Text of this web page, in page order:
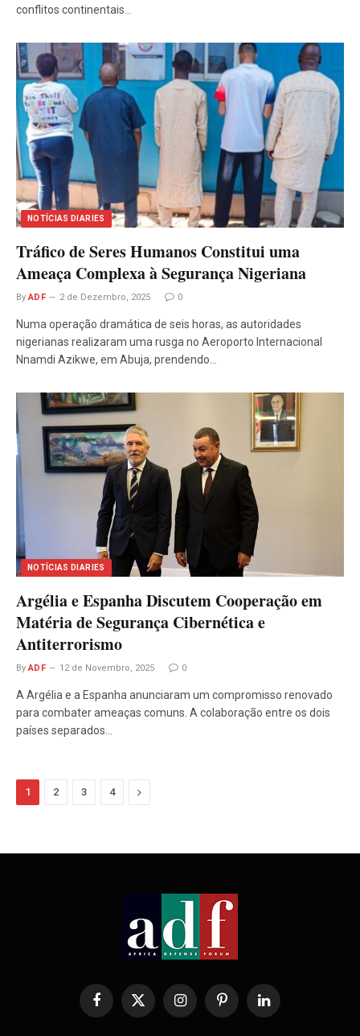
conflitos continentais…
NOTÍCIAS DIARIES
Tráfico de Seres Humanos Constitui uma
Ameaça Complexa à Segurança Nigeriana
By ADF 2 de Dezembro, 2025 0
Numa operação dramática de seis horas, as autoridades
nigerianas realizaram uma rusga no Aeroporto Internacional
Nnamdi Azikwe, em Abuja, prendendo…
NOTÍCIAS DIARIES
Argélia e Espanha Discutem Cooperação em
Matéria de Segurança Cibernética e
Antiterrorismo
By ADF 12 de Novembro, 2025 0
A Argélia e a Espanha anunciaram um compromisso renovado
para combater ameaças comuns. A colaboração entre os dois
países separados…
1 2 3 4 Next
Facebook
X
InstagramPinterestLinkedIn